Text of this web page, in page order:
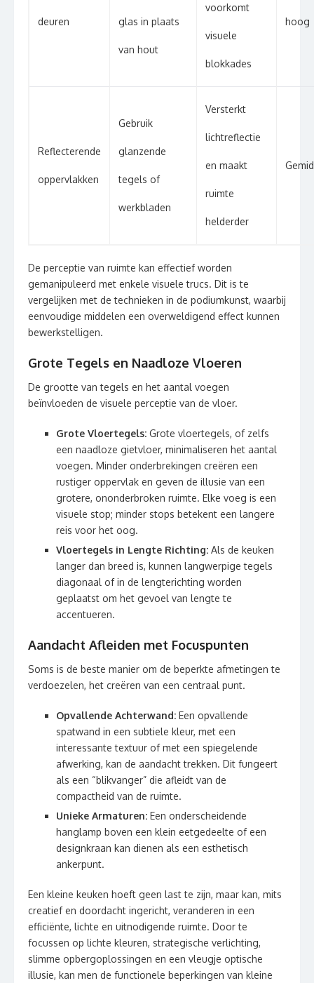
deuren glas in plaats
van hout
voorkomt
visuele
blokkades
hoog
Reflecterende
oppervlakken
Gebruik
glanzende
tegels of
werkbladen
Versterkt
lichtreflectie
en maakt
ruimte
helderder
De perceptie van ruimte kan effectief worden
gemanipuleerd met enkele visuele trucs. Dit is te
vergelijken met de technieken in de podiumkunst, waarbij
eenvoudige middelen een overweldigend effect kunnen
bewerkstelligen.
Grote Tegels en Naadloze Vloeren
De grootte van tegels en het aantal voegen
beïnvloeden de visuele perceptie van de vloer.
Grote Vloertegels: Grote vloertegels, of zelfs
een naadloze gietvloer, minimaliseren het aantal
voegen. Minder onderbrekingen creëren een
rustiger oppervlak en geven de illusie van een
grotere, ononderbroken ruimte. Elke voeg is een
visuele stop; minder stops betekent een langere
reis voor het oog.
Vloertegels in Lengte Richting: Als de keuken
langer dan breed is, kunnen langwerpige tegels
diagonaal of in de lengterichting worden
geplaatst om het gevoel van lengte te
accentueren.
Aandacht Afleiden met Focuspunten
Soms is de beste manier om de beperkte afmetingen te
verdoezelen, het creëren van een centraal punt.
Opvallende Achterwand: Een opvallende
spatwand in een subtiele kleur, met een
interessante textuur of met een spiegelende
afwerking, kan de aandacht trekken. Dit fungeert
als een “blikvanger” die afleidt van de
compactheid van de ruimte.
Unieke Armaturen: Een onderscheidende
hanglamp boven een klein eetgedeelte of een
designkraan kan dienen als een esthetisch
ankerpunt.
Een kleine keuken hoeft geen last te zijn, maar kan, mits
creatief en doordacht ingericht, veranderen in een
efficiënte, lichte en uitnodigende ruimte. Door te
focussen op lichte kleuren, strategische verlichting,
slimme opbergoplossingen en een vleugje optische
illusie, kan men de functionele beperkingen van kleine